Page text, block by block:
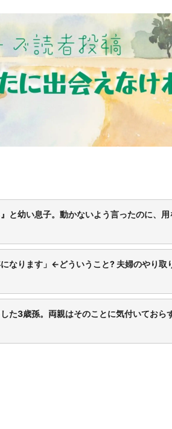
と幼い息子。動かないよう言ったのに、
なります」←どういうこと? 夫婦のやり取
た3歳孫。両親はそのことに気付いておら